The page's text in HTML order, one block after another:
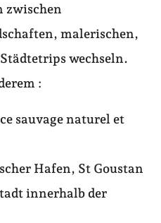
zwischen
malerischen,
wechseln.
:
sauvage naturel et
Hafen, St Goustan
innerhalb der